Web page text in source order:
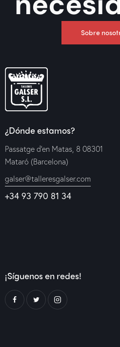
Sobre
¿Dónde estamos?
Passatge d’en Matas, 8 08301
Mataró (Barcelona)
galser@talleresgalser.com
+34 93 790 81 34
¡Síguenos en redes!